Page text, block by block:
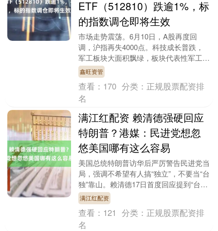
ETF（512810）跌逾1%，标
的指数调仓即将生效
市场走势震荡。6月10日，A股再度回
调，沪指再失4000点。科技成长普跌，
军工板块大面积飘绿，板块代表性军工
ETF华宝（512810）现跌1.4%。 燃机、
ML....
鑫旺资管
查看： 170 分类： 正规股票配资排
名
满江红配资 赖清德强硬回应
特朗普？港媒：民进党想忽
悠美国哪有这么容易
美国总统特朗普访华后严厉警告民进党当
局，强调不希望有人搞“独立”，不要当“台
独”靠山。赖清德17日首度回应提到“台独
意涵”态度强硬，这也是自陈水扁任内杠
上美国之....
满江红配资
查看： 121 分类： 正规股票配资排
名